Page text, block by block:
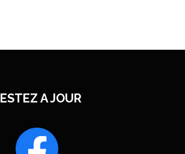
A JOUR